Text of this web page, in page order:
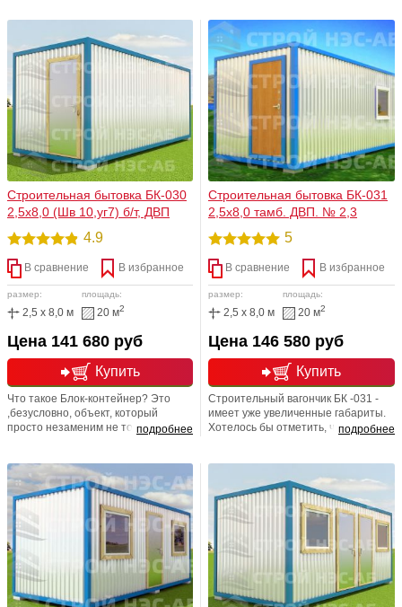
которая обойдется дешевле,
нежели чем возведение
основательного здания по
Строение не требует проведения
основательных земляных работ
недорого Вы всегда найдете здесь!
Только компания ООО "СТРОЙ
НЭСАБ-н предлагает доступные,
экономичные и максимально
бюджетные варианты, которые не
смогут не радовать вас!
Строительная бытовка БК-030
2,5х8,0 (Шв 10,уг7) б/т, ДВП
4.9
В сравнение В избранное
размер:
2,5 x 8,0 м
площадь:
20 м2
Купить
Цена 141 680 руб
подробнее
Что такое Блок-контейнер? Это
,безусловно, объект, который
просто незаменим не только на
садовых и загородных участках.
Бытовки типа блок-контейнеры
представляют из себя полностью
готовые строения,
предназначенные не только для
бытовых, но, конечно, и
хозяйственных и иных нужд.
Строительная бытовка БК-031
2,5х8,0 тамб. ДВП. № 2,3
5
В сравнение В избранное
размер:
2,5 x 8,0 м
площадь:
20 м2
Купить
Цена 146 580 руб
подробнее
Строительный вагончик БК -031 -
имеет уже увеличенные габариты.
Хотелось бы отметить, что именно
себя: металлические конструкции
(из продольных и поперечных
балок), а также стоек, которые
соединяются между собой сваркой,
негорючая теплоизоляция,
пароизоляция, двухсторонняя
обшивка